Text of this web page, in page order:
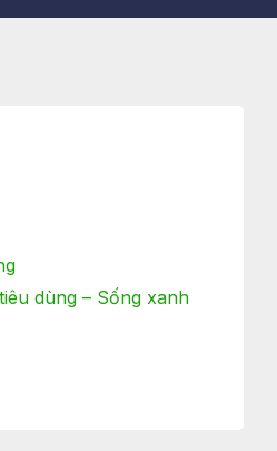
dùng – Sống xanh